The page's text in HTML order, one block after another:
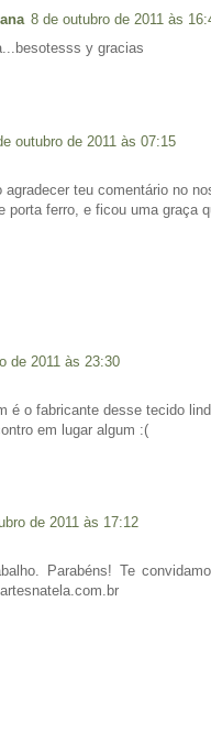
8 de outubro de 2011 às
y gracias
outubro de 2011 às 07:15
agradecer teu comentário no
porta ferro, e ficou uma graça
de 2011 às 23:30
é o fabricante desse tecido
em lugar algum :(
de 2011 às 17:12
Parabéns! Te